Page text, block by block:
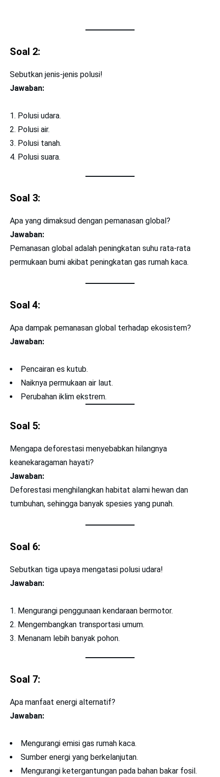
Soal 2:
Sebutkan jenis-jenis polusi!
Jawaban:
Polusi udara.
Polusi air.
Polusi tanah.
Polusi suara.
Soal 3:
Apa yang dimaksud dengan pemanasan global?
Jawaban:
Pemanasan global adalah peningkatan suhu rata-rata
permukaan bumi akibat peningkatan gas rumah kaca.
Soal 4:
Apa dampak pemanasan global terhadap ekosistem?
Jawaban:
Pencairan es kutub.
Naiknya permukaan air laut.
Perubahan iklim ekstrem.
Soal 5:
Mengapa deforestasi menyebabkan hilangnya
keanekaragaman hayati?
Jawaban:
Deforestasi menghilangkan habitat alami hewan dan
tumbuhan, sehingga banyak spesies yang punah.
Soal 6:
Sebutkan tiga upaya mengatasi polusi udara!
Jawaban:
Mengurangi penggunaan kendaraan bermotor.
Mengembangkan transportasi umum.
Menanam lebih banyak pohon.
Soal 7:
Apa manfaat energi alternatif?
Jawaban:
Mengurangi emisi gas rumah kaca.
Sumber energi yang berkelanjutan.
Mengurangi ketergantungan pada bahan bakar fosil.